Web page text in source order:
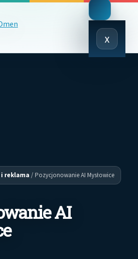
x
Close
Menu
reklama /Pozycjonowanie AI Mysłowice
AI